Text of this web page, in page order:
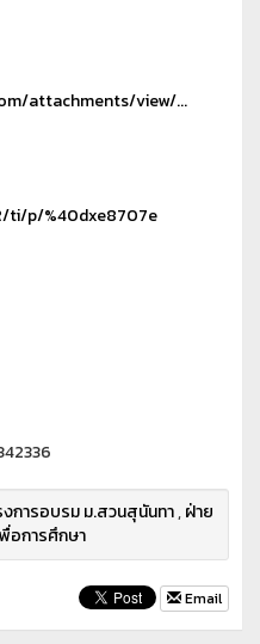
attachments/view/...
ti/p/%40dxe8707e
งการอบรม ม.สวนสุนันทา,ฝ่าย
อการศึกษา
Email